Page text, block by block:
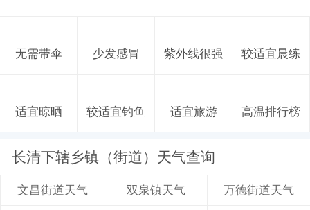
无需带伞 少发感冒 紫外线很强 较适宜晨练
适宜晾晒 较适宜钓鱼 适宜旅游 高温排行榜
长清下辖乡镇（街道）天气查询
文昌街道天气 双泉镇天气 万德街道天气